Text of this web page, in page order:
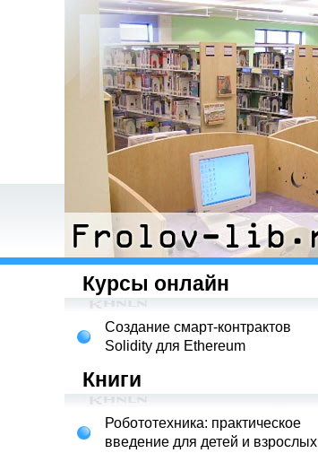
Курсы онлайн
Создание смарт-контрактов
Solidity для Ethereum
Книги
Робототехника: практическое
введение для детей и взрослых